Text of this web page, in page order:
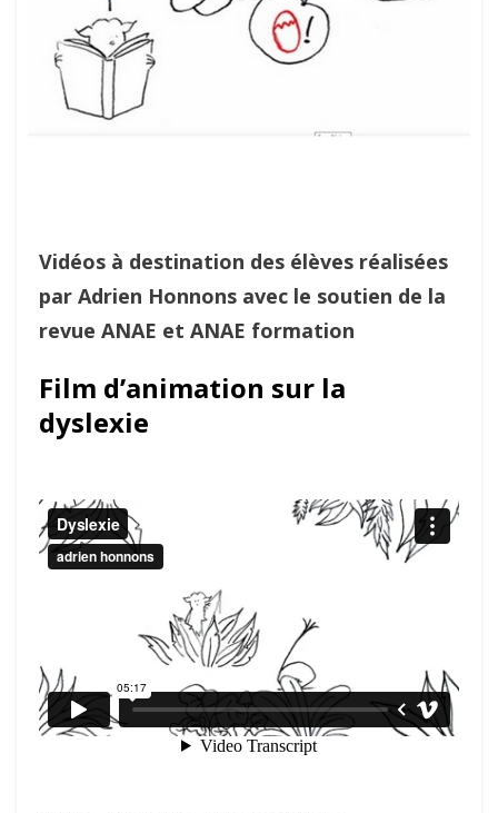
Vidéos à destination des élèves réalisées
par Adrien Honnons avec le soutien de la
revue ANAE et ANAE formation
Film d’animation sur la
dyslexie